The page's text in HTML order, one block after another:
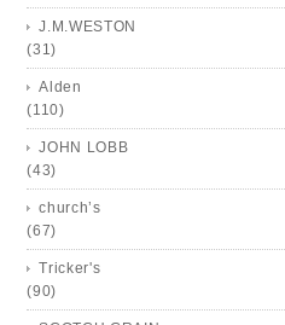
J.M.WESTON
(31)
Alden
(110)
JOHN LOBB
(43)
church’s
(67)
Tricker's
(90)